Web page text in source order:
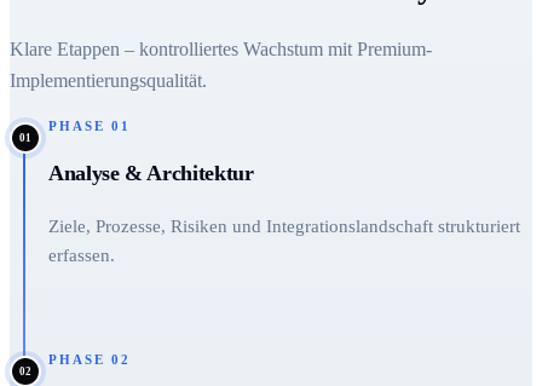
Klare Etappen – kontrolliertes Wachstum mit Premium-
Implementierungsqualität.
01
PHASE 01
Analyse & Architektur
Ziele, Prozesse, Risiken und Integrationslandschaft strukturiert
erfassen.
02
PHASE 02